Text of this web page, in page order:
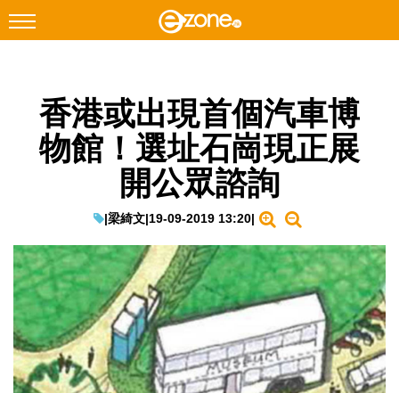
Facebook Instagram
科技焦點
教學評測
EduTech
IT Times
生成式AI與雲端應用
Enterprise Digital Transformation
香港或出現首個汽車博
物館！選址石崗現正展
開公眾諮詢
|梁綺文|19-09-2019 13:20|